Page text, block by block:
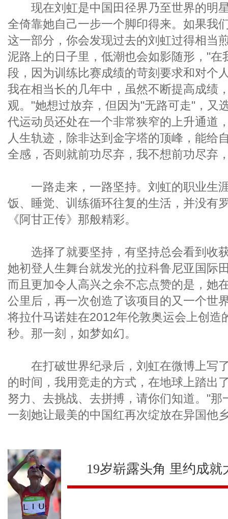
现在刘虹是中国田径界乃至世界的明
全倚靠她自己一步一个脚印得来。如果我
这一部分，你会发现过去的刘虹过得相当
泥路上的日子里，低潮也会如影随形，"在
段，因为训练比赛成绩的苛刻要求和对个
我在相当长的几年中，虽然不断提高成绩
观。"她想过放弃，但因为"无路可走"，又
代运动员还处在一个非常狭窄的上升通道
人生轨迹，除非达到金字塔的顶峰，能给
全感，否则就前功尽弃，我不想前功尽弃
一路走来，一路坚持。刘虹的职业生
饭、睡觉、训练循环往复的生活，并没有
《阿甘正传》那般精彩。
选择了就要坚持，有坚持总会看到收
她初登人生舞台就发光的拉科鲁尼亚国际
而且更加令人高兴之余不忘点赞的是，她
公里后，再一次创造了该项目的又一个世
将拉什马诺娃在2012年伦敦奥运会上创造
秒。那一刻，如梦如幻。
在打破世界纪录后，刘虹在微博上写
的时间，我用竞走的方式，在地球上踏出
努力、去挑战、去拼搏，请你们知道。"那
一刻她让最美的中国红再次绽放在异国
19岁崭露头角 里约成就